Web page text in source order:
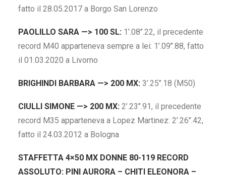
fatto il 28.05.2017 a Borgo San Lorenzo
PAOLILLO SARA —> 100 SL: 1’.08’’.22, il precedente
record M40 apparteneva sempre a lei: 1’.09’’.88, fatto
il 01.03.2020 a Livorno
BRIGHINDI BARBARA —> 200 MX: 3’.25’’.18 (M50)
CIULLI SIMONE —> 200 MX: 2’.23’’.91, il precedente
record M35 apparteneva a Lopez Martinez: 2’.26’’.42,
fatto il 24.03.2012 a Bologna
STAFFETTA 4×50 MX DONNE 80-119 RECORD
ASSOLUTO: PINI AURORA – CHITI ELEONORA –